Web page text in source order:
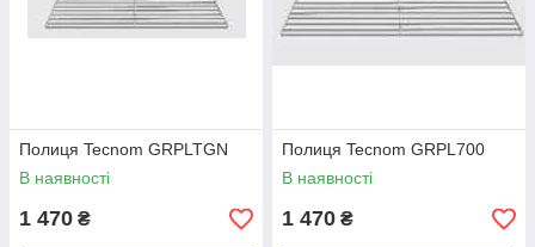
Полиця Tecnom GRPLTGN
В наявності
1 470 ₴
Полиця Tecnom GRPL700
В наявності
1 470 ₴